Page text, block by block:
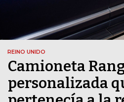
REINO UNIDO
Camioneta
personalizada